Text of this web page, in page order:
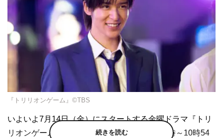
『トリリオンゲーム』©TBS
いよいよ7月14日（金）にスタートする金曜ドラマ『トリ
リオンゲーム』（TBS系 毎週金曜 午後10時～10時54
続きを読む